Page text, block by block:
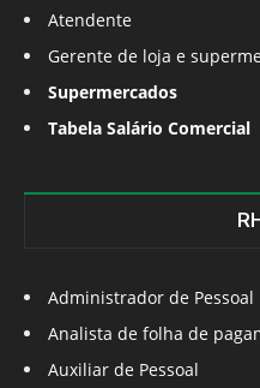
Atendente
Gerente de loja e
Supermercados
Tabela Salário Comercial
Administrador de Pessoal
Analista de folha de
Auxiliar de Pessoal